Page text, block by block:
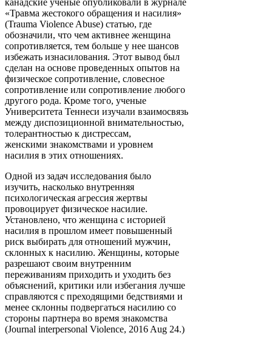
канадские ученые опубликовали в журнале
«Травма жестокого обращения и насилия»
(Trauma Violence Abuse) статью, где
обозначили, что чем активнее женщина
сопротивляется, тем больше у нее шансов
избежать изнасилования. Этот вывод был
сделан на основе проведенных опытов на
физическое сопротивление, словесное
сопротивление или сопротивление любого
другого рода. Кроме того, ученые
Университета Теннеси изучали взаимосвязь
между диспозиционной внимательностью,
толерантностью к дистрессам,
женскими знакомствами и уровнем
насилия в этих отношениях.
Одной из задач исследования было
изучить, насколько внутренняя
психологическая агрессия жертвы
провоцирует физическое насилие.
Установлено, что женщина с историей
насилия в прошлом имеет повышенный
риск выбирать для отношений мужчин,
склонных к насилию. Женщины, которые
разрешают своим внутренним
переживаниям приходить и уходить без
объяснений, критики или избегания лучше
справляются с преходящими бедствиями и
менее склонны подвергаться насилию со
стороны партнера во время знакомства
(Journal interpersonal Violence, 2016 Aug 24.)